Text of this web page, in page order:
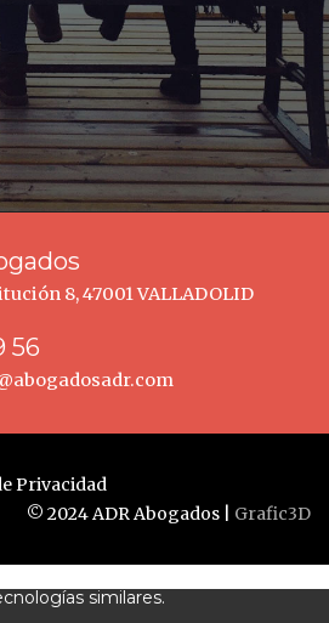
8, 47001 VALLADOLID
56
Privacidad
© 2024 ADR Abogados | Grafic3D
similares.